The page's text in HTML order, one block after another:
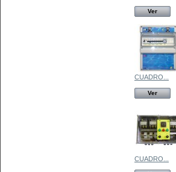
Ver
CUADRO...
Ver
CUADRO...